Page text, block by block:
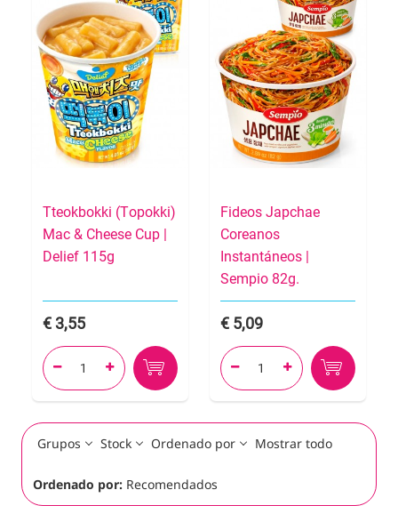
Tteokbokki (Topokki)
Mac & Cheese Cup |
Delief 115g
3,55
 
Fideos Japchae
Coreanos
Instantáneos |
Sempio 82g.
5,09
 
Grupos Stock Ordenado por Mostrar todo
Ordenado por: Recomendados